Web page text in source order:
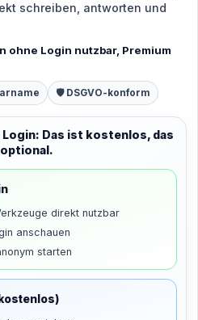
schreiben, antworten und
ohne Login nutzbar, Premium
🛡️ DSGVO-konform
Login: Das ist kostenlos, das
direkt nutzbar
anschauen
starten